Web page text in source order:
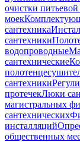
очистки
моек
сантехника
сантехники
водопроводные
сантехнические
сантехники
протечекЛюки
магистральных
сантехнических
инсталляций
общественных